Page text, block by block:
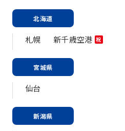
北海道
札幌 新千歳空港 祝
宮城県
仙台
新潟県